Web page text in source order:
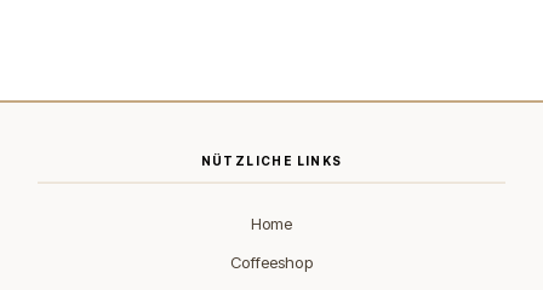
NÜTZLICHE LINKS
Home
Coffeeshop